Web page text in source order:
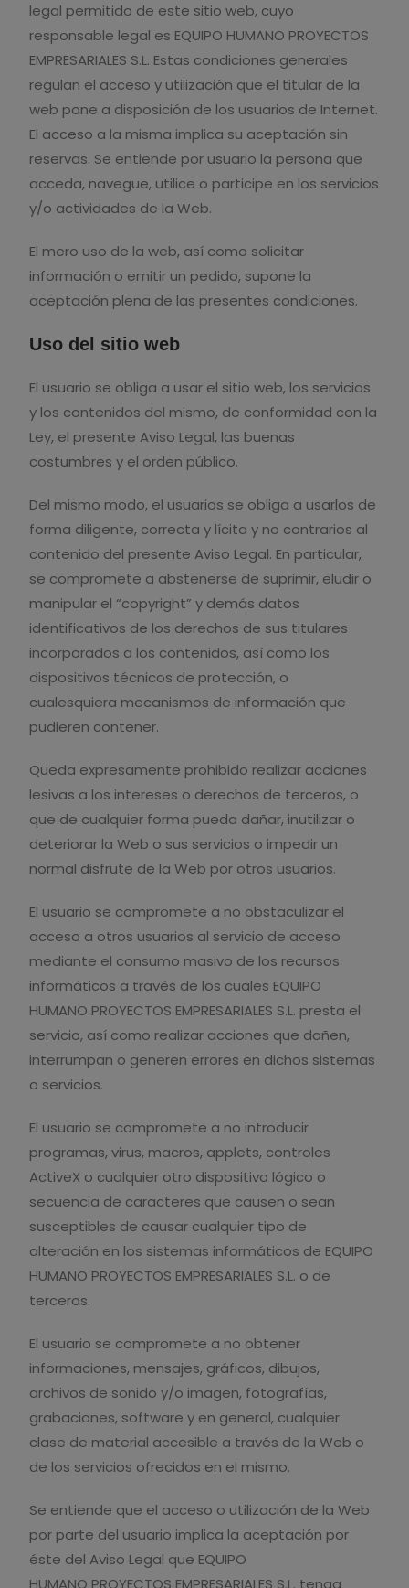
legal permitido de este sitio web, cuyo
responsable legal es EQUIPO HUMANO PROYECTOS
EMPRESARIALES S.L. Estas condiciones generales
regulan el acceso y utilización que el titular de la
web pone a disposición de los usuarios de Internet.
El acceso a la misma implica su aceptación sin
reservas. Se entiende por usuario la persona que
acceda, navegue, utilice o participe en los servicios
y/o actividades de la Web.
El mero uso de la web, así como solicitar
información o emitir un pedido, supone la
aceptación plena de las presentes condiciones.
Uso del sitio web
El usuario se obliga a usar el sitio web, los servicios
y los contenidos del mismo, de conformidad con la
Ley, el presente Aviso Legal, las buenas
costumbres y el orden público.
Del mismo modo, el usuarios se obliga a usarlos de
forma diligente, correcta y lícita y no contrarios al
contenido del presente Aviso Legal. En particular,
se compromete a abstenerse de suprimir, eludir o
manipular el “copyright” y demás datos
identificativos de los derechos de sus titulares
incorporados a los contenidos, así como los
dispositivos técnicos de protección, o
cualesquiera mecanismos de información que
pudieren contener.
Queda expresamente prohibido realizar acciones
lesivas a los intereses o derechos de terceros, o
que de cualquier forma pueda dañar, inutilizar o
deteriorar la Web o sus servicios o impedir un
normal disfrute de la Web por otros usuarios.
El usuario se compromete a no obstaculizar el
acceso a otros usuarios al servicio de acceso
mediante el consumo masivo de los recursos
informáticos a través de los cuales EQUIPO
HUMANO PROYECTOS EMPRESARIALES S.L. presta el
servicio, así como realizar acciones que dañen,
interrumpan o generen errores en dichos sistemas
o servicios.
El usuario se compromete a no introducir
programas, virus, macros, applets, controles
ActiveX o cualquier otro dispositivo lógico o
secuencia de caracteres que causen o sean
susceptibles de causar cualquier tipo de
alteración en los sistemas informáticos de EQUIPO
HUMANO PROYECTOS EMPRESARIALES S.L. o de
terceros.
El usuario se compromete a no obtener
informaciones, mensajes, gráficos, dibujos,
archivos de sonido y/o imagen, fotografías,
grabaciones, software y en general, cualquier
clase de material accesible a través de la Web o
de los servicios ofrecidos en el mismo.
Se entiende que el acceso o utilización de la Web
por parte del usuario implica la aceptación por
éste del Aviso Legal que EQUIPO
HUMANO PROYECTOS EMPRESARIALES S.L. tenga